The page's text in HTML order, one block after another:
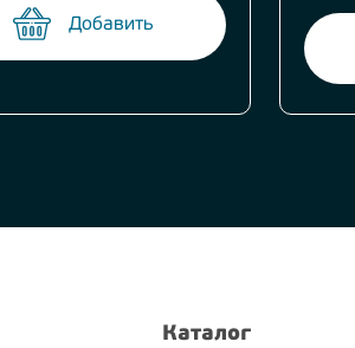
Добавить
Каталог